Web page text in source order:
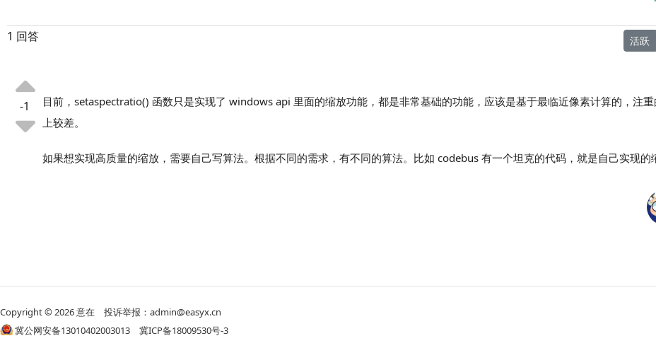
1 回答 活跃
-1
目前，setaspectratio() 函数只是实现了 windows api 里面的缩放功能，都是非常基础的功能，应该是基于最临近像素计算的，注
上较差。
如果想实现高质量的缩放，需要自己写算法。根据不同的需求，有不同的算法。比如 codebus 有一个坦克的代码，就是自己实现的
Copyright © 2026意在 投诉举报：admin@easyx.cn
冀公网安备13010402003013
冀ICP备18009530号-3